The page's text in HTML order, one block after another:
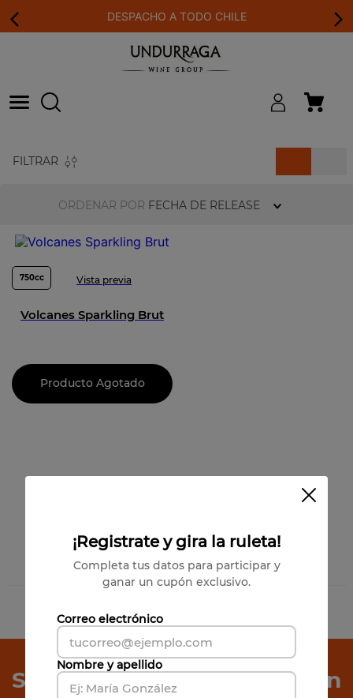
DESPACHO A TODO CHILE
FILTRAR
ORDENAR POR FECHA DE RELEASE
750cc Vista previa
Volcanes Sparkling Brut
Producto Agotado
Suscríbete a Nuestro Boletín
¡Registrate y gira la ruleta!
Completa tus datos para participar y
ganar un cupón exclusivo.
Correo electrónico
Nombre y apellido